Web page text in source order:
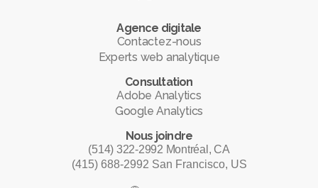
Agence digitale
Contactez-nous
Experts web analytique
Consultation
Adobe Analytics
Google Analytics
Nous joindre
(514) 322-2992 Montréal, CA
(415) 688-2992 San Francisco, US